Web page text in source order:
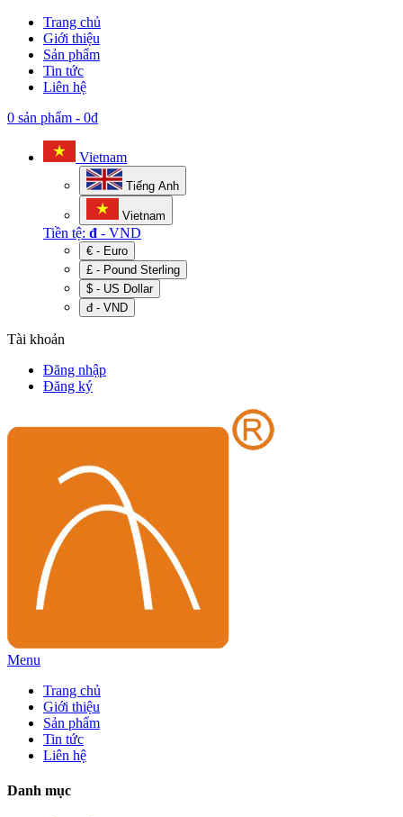
Trang chủ
Giới thiệu
Sản phẩm
Tin tức
Liên hệ
0 sản phẩm - 0đ
Vietnam
Tiếng Anh
Vietnam
Tiền tệ: đ - VND
€ - Euro
£ - Pound Sterling
$ - US Dollar
đ - VND
Tài khoản
Đăng nhập
Đăng ký
Menu
Trang chủ
Giới thiệu
Sản phẩm
Tin tức
Liên hệ
Danh mục